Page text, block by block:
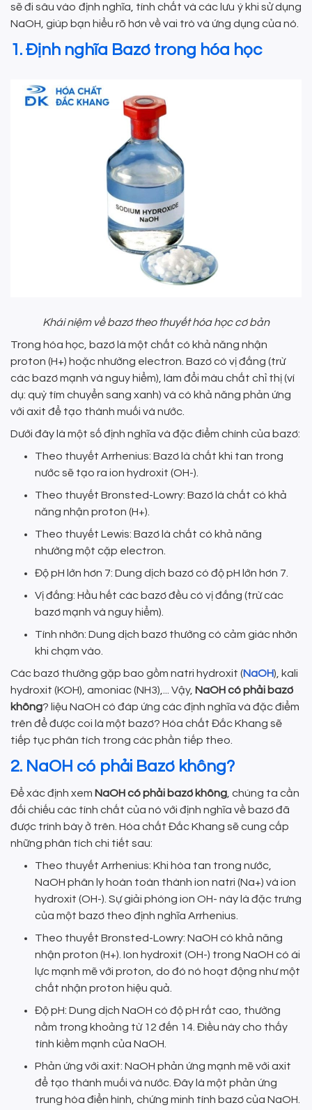
sẽ đi sâu vào định nghĩa, tính chất và các lưu ý khi sử dụng
NaOH, giúp bạn hiểu rõ hơn về vai trò và ứng dụng của nó.
1. Định nghĩa Bazơ trong hóa học
Khái niệm về bazơ theo thuyết hóa học cơ bản
Trong hóa học, bazơ là một chất có khả năng nhận
proton (H+) hoặc nhường electron. Bazơ có vị đắng (trừ
các bazơ mạnh và nguy hiểm), làm đổi màu chất chỉ thị (ví
dụ: quỳ tím chuyển sang xanh) và có khả năng phản ứng
với axit để tạo thành muối và nước.
Dưới đây là một số định nghĩa và đặc điểm chính của bazơ:
Theo thuyết Arrhenius: Bazơ là chất khi tan trong
nước sẽ tạo ra ion hydroxit (OH-).
Theo thuyết Bronsted-Lowry: Bazơ là chất có khả
năng nhận proton (H+).
Theo thuyết Lewis: Bazơ là chất có khả năng
nhường một cặp electron.
Độ pH lớn hơn 7: Dung dịch bazơ có độ pH lớn hơn 7.
Vị đắng: Hầu hết các bazơ đều có vị đắng (trừ các
bazơ mạnh và nguy hiểm).
Tính nhờn: Dung dịch bazơ thường có cảm giác nhờn
khi chạm vào.
Các bazơ thường gặp bao gồm natri hydroxit (NaOH), kali
hydroxit (KOH), amoniac (NH3),... Vậy, NaOH có phải bazơ
không? liệu NaOH có đáp ứng các định nghĩa và đặc điểm
trên để được coi là một bazơ? Hóa chất Đắc Khang sẽ
tiếp tục phân tích trong các phần tiếp theo.
2. NaOH có phải Bazơ không?
Để xác định xem NaOH có phải bazơ không , chúng ta cần
đối chiếu các tính chất của nó với định nghĩa về bazơ đã
được trình bày ở trên. Hóa chất Đắc Khang sẽ cung cấp
những phân tích chi tiết sau:
Theo thuyết Arrhenius: Khi hòa tan trong nước,
NaOH phân ly hoàn toàn thành ion natri (Na+) và ion
hydroxit (OH-). Sự giải phóng ion OH- này là đặc trưng
của một bazơ theo định nghĩa Arrhenius.
Theo thuyết Bronsted-Lowry: NaOH có khả năng
nhận proton (H+). Ion hydroxit (OH-) trong NaOH có ái
lực mạnh mẽ với proton, do đó nó hoạt động như một
chất nhận proton hiệu quả.
Độ pH: Dung dịch NaOH có độ pH rất cao, thường
nằm trong khoảng từ 12 đến 14. Điều này cho thấy
tính kiềm mạnh của NaOH.
Phản ứng với axit: NaOH phản ứng mạnh mẽ với axit
để tạo thành muối và nước. Đây là một phản ứng
trung hòa điển hình, chứng minh tính bazơ của NaOH.